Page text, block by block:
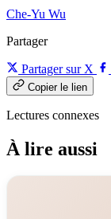
Che-Yu Wu
Partager
Partager sur X
Copier le lien
Lectures connexes
À lire aussi